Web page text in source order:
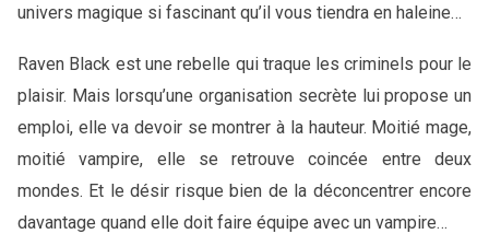
univers magique si fascinant qu’il vous tiendra en haleine…
Raven Black est une rebelle qui traque les criminels pour le
plaisir. Mais lorsqu’une organisation secrète lui propose un
emploi, elle va devoir se montrer à la hauteur. Moitié mage,
moitié vampire, elle se retrouve coincée entre deux
mondes. Et le désir risque bien de la déconcentrer encore
davantage quand elle doit faire équipe avec un vampire…